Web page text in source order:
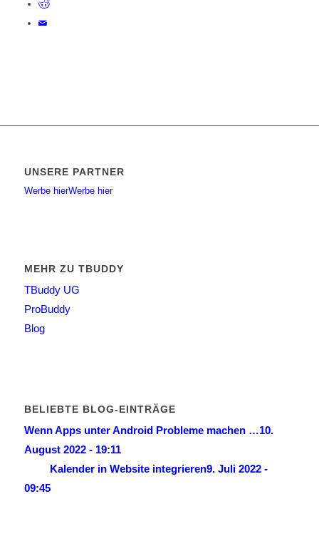
UNSERE PARTNER
Werbe hierWerbe hier
MEHR ZU TBUDDY
TBuddy UG
ProBuddy
Blog
BELIEBTE BLOG-EINTRÄGE
Wenn Apps unter Android Probleme machen …10.
August 2022 - 19:11
Kalender in Website integrieren9. Juli 2022 -
09:45